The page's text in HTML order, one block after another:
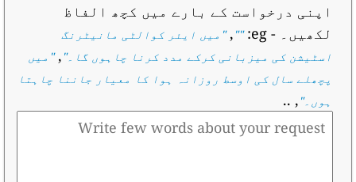
اپنی درخواست کے بارے میں کچھ الفاظ
لکھیں۔- eg:
""
,
"میں ایئر کوالٹی مانیٹرنگ
اسٹیشن کی میزبانی کرکے مدد کرنا چاہوں گا۔"
,
"میں
پچھلے سال کی اوسط روزانہ ہوا کا معیار جاننا چاہتا
ہوں۔"
, ..